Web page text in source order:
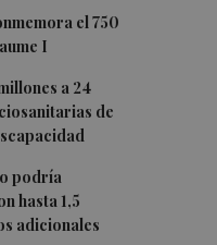
el 750
I
a 24
de
podría
hasta 1,5
adicionales